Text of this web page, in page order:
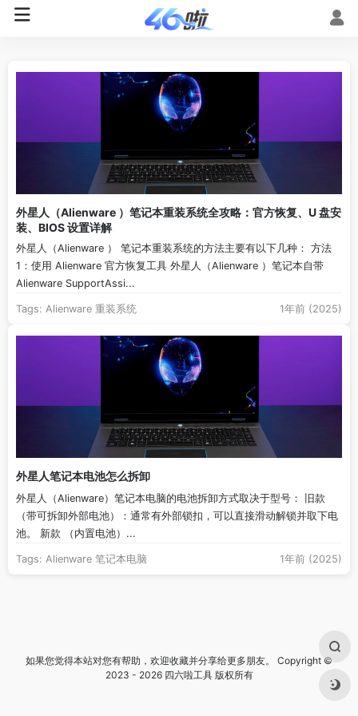
外星人（Alienware ）笔记本重装系统全攻略：官方恢复、U 盘安
装、BIOS 设置详解
外星人（Alienware ） 笔记本重装系统的方法主要有以下几种： 方法
1：使用 Alienware 官方恢复工具 外星人（Alienware ）笔记本自带
Alienware SupportAssi...
Tags: Alienware 重装系统 1年前 (2025)
外星人笔记本电池怎么拆卸
外星人（Alienware）笔记本电脑的电池拆卸方式取决于型号： 旧款
（带可拆卸外部电池）：通常有外部锁扣，可以直接滑动解锁并取下电
池。 新款 （内置电池）...
Tags: Alienware 笔记本电脑 1年前 (2025)
如果您觉得本站对您有帮助，欢迎收藏并分享给更多朋友。 Copyright ©
2023 - 2026 四六啦工具 版权所有